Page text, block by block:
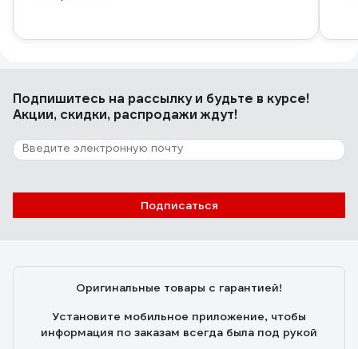
Подпишитесь на рассылкуи будьте в курсе!
Акции, скидки, распродажи ждут!
Подписаться
Оригинальные товары с гарантией!
Установите мобильное приложение, чтобы
информация по заказам всегда была под рукой